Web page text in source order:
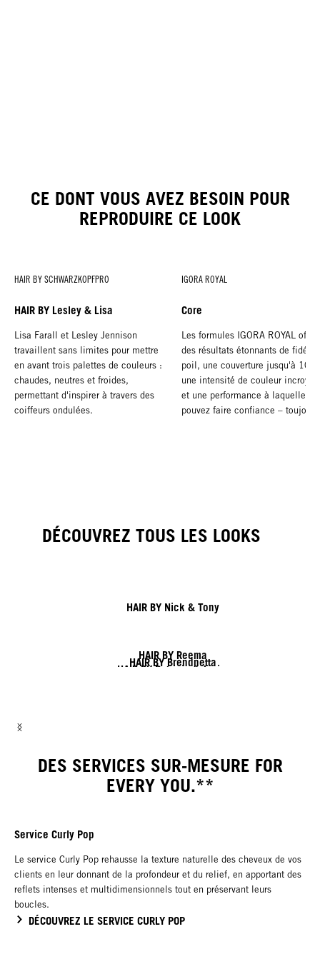
CE DONT VOUS AVEZ BESOIN POUR
REPRODUIRE CE LOOK
HAIR BY SCHWARZKOPFPRO
HAIR BY Lesley & Lisa
Lisa Farall et Lesley Jennison
travaillent sans limites pour mettre
en avant trois palettes de couleurs :
chaudes, neutres et froides,
permettant d'inspirer à travers des
coiffeurs ondulées.
IGORA ROYAL
Core
Les formules IGORA ROYAL
des résultats étonnants de
poil, une couverture jusqu'à 100
une intensité de couleur
et une performance à laquelle
pouvez faire confiance –
DÉCOUVREZ TOUS LES LOOKS
HAIR BY Nick & Tony
HAIR BY Reema
HAIR BY Brendnetta
HAIR BY Patricia & Javier
DES SERVICES SUR-MESURE FOR
EVERY YOU.**
Service Curly Pop
Le service Curly Pop rehausse la texture naturelle des cheveux de vos
clients en leur donnant de la profondeur et du relief, en apportant des
reflets intenses et multidimensionnels tout en préservant leurs
boucles.
DÉCOUVREZ LE SERVICE CURLY POP